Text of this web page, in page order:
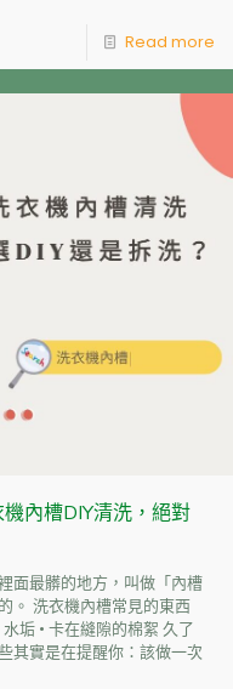
Read more
內槽DIY清洗，絕對
面最髒的地方，叫做「內槽
。 洗衣機內槽常見的東西
垢 • 卡在縫隙的棉絮 久了
其實是在提醒你：該做一次